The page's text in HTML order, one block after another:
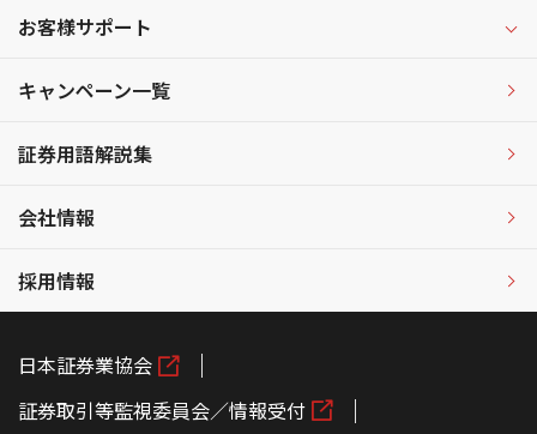
お客様サポート
キャンペーン一覧
証券用語解説集
会社情報
採用情報
日本証券業協会
証券取引等監視委員会／情報受付